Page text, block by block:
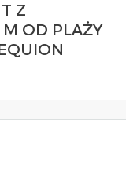
Z
OD PLAŻY